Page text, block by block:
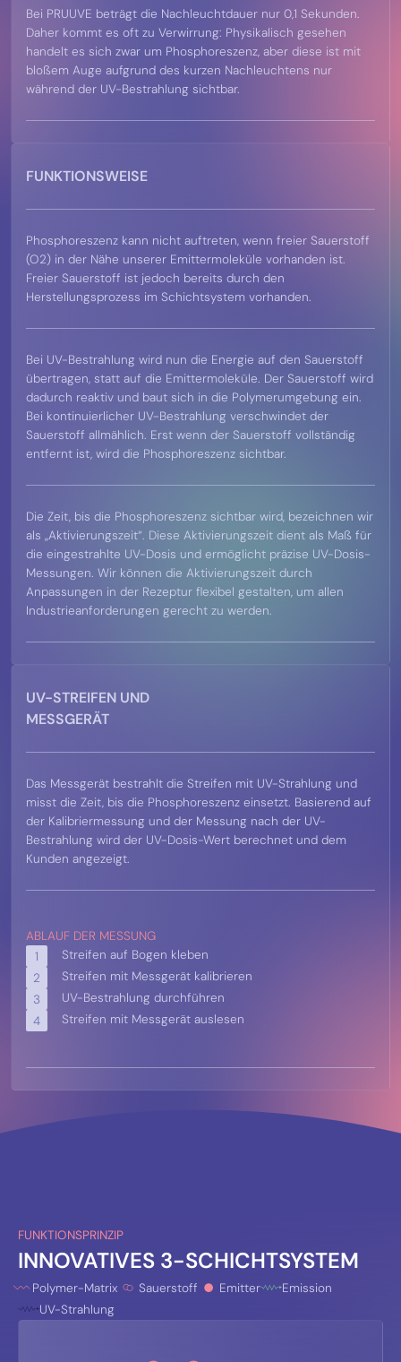
Bei PRUUVE beträgt die Nachleuchtdauer nur 0,1 Sekunden.
Daher kommt es oft zu Verwirrung: Physikalisch gesehen
handelt es sich zwar um Phosphoreszenz, aber diese ist mit
bloßem Auge aufgrund des kurzen Nachleuchtens nur
während der UV-Bestrahlung sichtbar.
FUNKTIONSWEISE
Phosphoreszenz kann nicht auftreten, wenn freier Sauerstoff
(O2) in der Nähe unserer Emittermoleküle vorhanden ist.
Freier Sauerstoff ist jedoch bereits durch den
Herstellungsprozess im Schichtsystem vorhanden.
Bei UV-Bestrahlung wird nun die Energie auf den Sauerstoff
übertragen, statt auf die Emittermoleküle. Der Sauerstoff wird
dadurch reaktiv und baut sich in die Polymerumgebung ein.
Bei kontinuierlicher UV-Bestrahlung verschwindet der
Sauerstoff allmählich. Erst wenn der Sauerstoff vollständig
entfernt ist, wird die Phosphoreszenz sichtbar.
Die Zeit, bis die Phosphoreszenz sichtbar wird, bezeichnen wir
als „Aktivierungszeit“. Diese Aktivierungszeit dient als Maß für
die eingestrahlte UV-Dosis und ermöglicht präzise UV-Dosis-
Messungen. Wir können die Aktivierungszeit durch
Anpassungen in der Rezeptur flexibel gestalten, um allen
Industrieanforderungen gerecht zu werden.
UV-STREIFEN UND
MESSGERÄT
Das Messgerät bestrahlt die Streifen mit UV-Strahlung und
misst die Zeit, bis die Phosphoreszenz einsetzt. Basierend auf
der Kalibriermessung und der Messung nach der UV-
Bestrahlung wird der UV-Dosis-Wert berechnet und dem
Kunden angezeigt.
ABLAUF DER MESSUNG
1
Streifen auf Bogen kleben
2
Streifen mit Messgerät kalibrieren
3
UV-Bestrahlung durchführen
4
Streifen mit Messgerät auslesen
FUNKTIONSPRINZIP
INNOVATIVES 3-SCHICHTSYSTEM
Polymer-Matrix Sauerstoff Emitter
Emission
UV-Strahlung